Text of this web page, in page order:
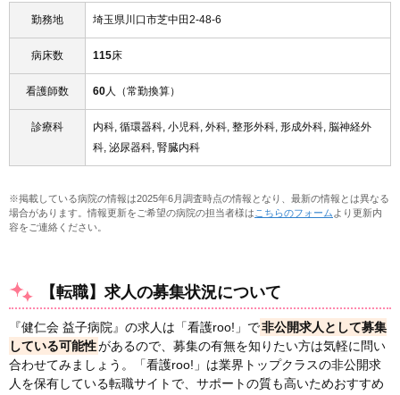
勤務地 埼玉県川口市芝中田2-48-6
病床数 115床
看護師数 60人（常勤換算）
診療科
内科, 循環器科, 小児科, 外科, 整形外科, 形成外科, 脳神経外
科, 泌尿器科, 腎臓内科
※掲載している病院の情報は2025年6月調査時点の情報となり、最新の情報とは異なる
場合があります。情報更新をご希望の病院の担当者様は こちらのフォーム より更新内
容をご連絡ください。
【転職】求人の募集状況について
『健仁会 益子病院』の求人は「看護roo!」で非公開求人として募集
している可能性があるので、募集の有無を知りたい方は気軽に問い
合わせてみましょう。「看護roo!」は業界トップクラスの非公開求
人を保有している転職サイトで、サポートの質も高いためおすすめ